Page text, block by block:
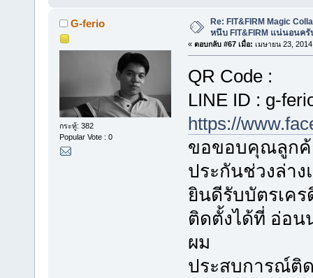
G-ferio
กระทู้: 382
Popular Vote : 0
Re: FIT&FIRM Magic
หนึบ FIT&FIRM แน่นอนครั
« ตอบกลับ #67 เมื่อ: เมษายน 23,
QR Code :
LINE ID : g-
https://
ขอขอบคุณลูกค้
ประกันช่วงล่า
ยินดีรับบัตรเค
ติดตั้งได้ที่ อ่อน
ผม
ประสบการณ์ติ